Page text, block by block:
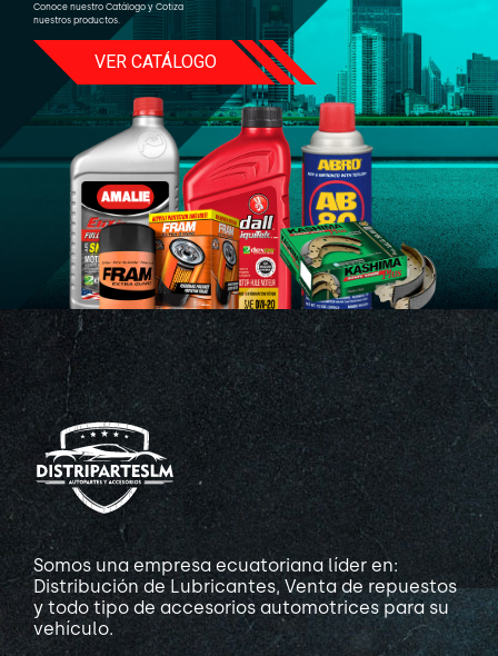
Conoce nuestro Catálogo y Cotiza
nuestros productos.
VER CATÁLOGO
Somos una empresa ecuatoriana líder en:
Distribución de Lubricantes, Venta de repuestos
y todo tipo de accesorios automotrices para su
vehículo.